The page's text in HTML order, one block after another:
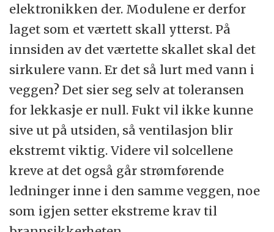
elektronikken der. Modulene er derfor
laget som et værtett skall ytterst. På
innsiden av det værtette skallet skal det
sirkulere vann. Er det så lurt med vann i
veggen? Det sier seg selv at toleransen
for lekkasje er null. Fukt vil ikke kunne
sive ut på utsiden, så ventilasjon blir
ekstremt viktig. Videre vil solcellene
kreve at det også går strømførende
ledninger inne i den samme veggen, noe
som igjen setter ekstreme krav til